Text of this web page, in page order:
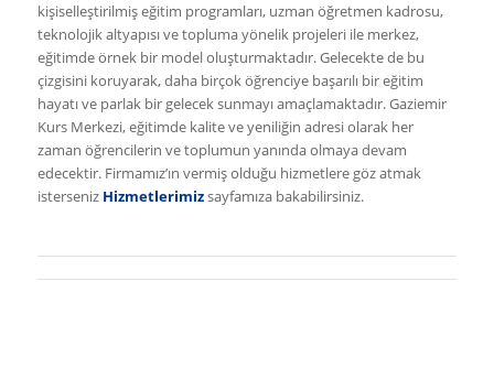
kişiselleştirilmiş eğitim programları, uzman öğretmen kadrosu,
teknolojik altyapısı ve topluma yönelik projeleri ile merkez,
eğitimde örnek bir model oluşturmaktadır. Gelecekte de bu
çizgisini koruyarak, daha birçok öğrenciye başarılı bir eğitim
hayatı ve parlak bir gelecek sunmayı amaçlamaktadır. Gaziemir
Kurs Merkezi, eğitimde kalite ve yeniliğin adresi olarak her
zaman öğrencilerin ve toplumun yanında olmaya devam
edecektir. Firmamız’ın vermiş olduğu hizmetlere göz atmak
isterseniz Hizmetlerimizsayfamıza bakabilirsiniz.